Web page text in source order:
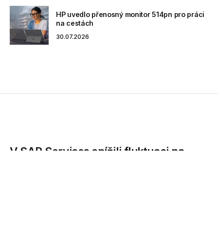
HP uvedlo přenosný monitor 514pn pro práci
na cestách
30.07.2026
V SAP Services snížili fluktuaci na